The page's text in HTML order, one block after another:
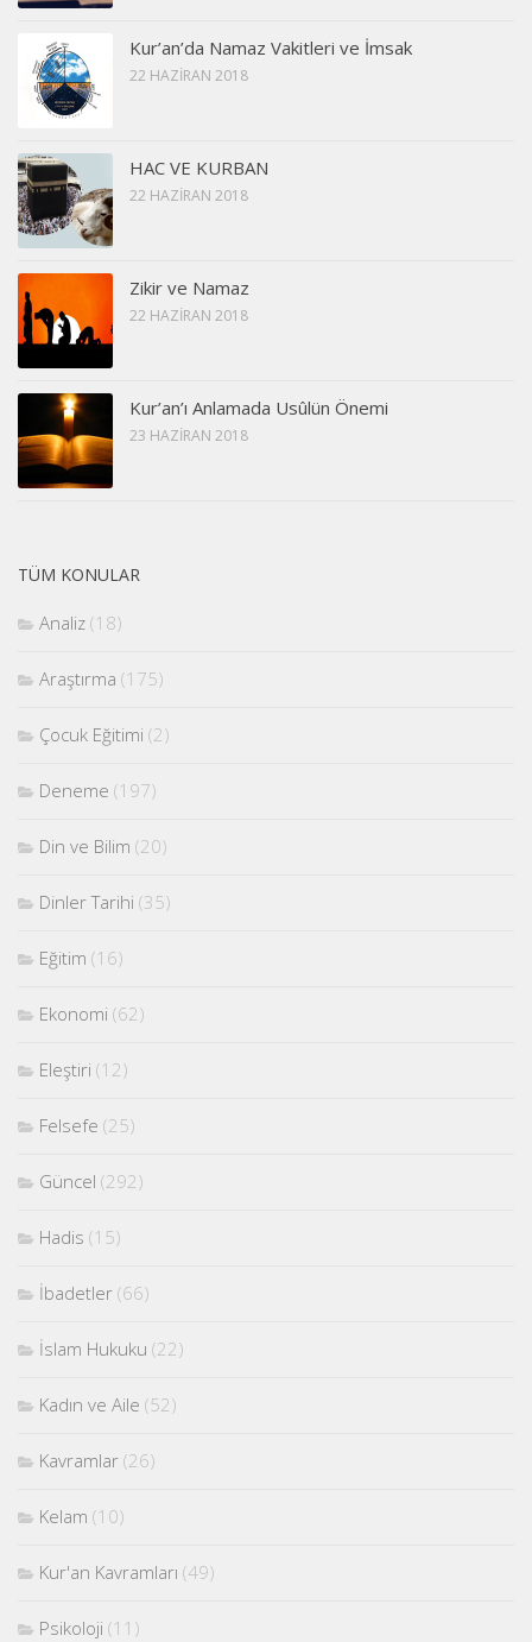
Kur’an’da Namaz Vakitleri ve İmsak
22 HAZIRAN 2018
HAC VE KURBAN
22 HAZIRAN 2018
Zikir ve Namaz
22 HAZIRAN 2018
Kur’an’ı Anlamada Usûlün Önemi
23 HAZIRAN 2018
TÜM KONULAR
Analiz (18)
Araştırma (175)
Çocuk Eğitimi (2)
Deneme (197)
Din ve Bilim (20)
Dinler Tarihi (35)
Eğitim (16)
Ekonomi (62)
Eleştiri (12)
Felsefe (25)
Güncel (292)
Hadis (15)
İbadetler (66)
İslam Hukuku (22)
Kadın ve Aile (52)
Kavramlar (26)
Kelam (10)
Kur'an Kavramları (49)
Psikoloji (11)